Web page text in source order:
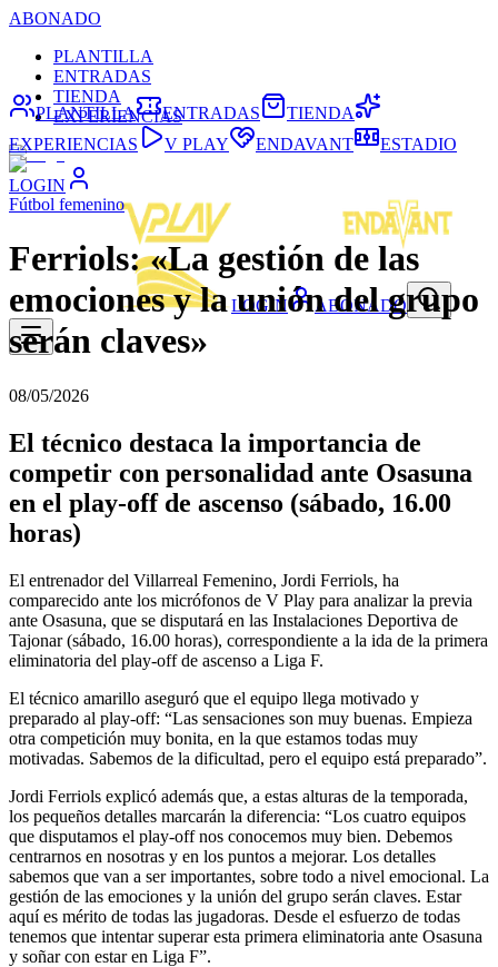
ABONADO
PLANTILLA
ENTRADAS
TIENDA
EXPERIENCIAS
LOGIN
LOGIN ABONADO
PLANTILLA ENTRADAS
TIENDA
EXPERIENCIAS
V PLAY ENDAVANT ESTADIO
Fútbol femenino
Ferriols: «La gestión de las
emociones y la unión del grupo
serán claves»
08/05/2026
El técnico destaca la importancia de
competir con personalidad ante Osasuna
en el play-off de ascenso (sábado, 16.00
horas)
El entrenador del Villarreal Femenino, Jordi Ferriols, ha
comparecido ante los micrófonos de V Play para analizar la previa
ante Osasuna, que se disputará en las Instalaciones Deportiva de
Tajonar (sábado, 16.00 horas), correspondiente a la ida de la primera
eliminatoria del play-off de ascenso a Liga F.
El técnico amarillo aseguró que el equipo llega motivado y
preparado al play-off: “Las sensaciones son muy buenas. Empieza
otra competición muy bonita, en la que estamos todas muy
motivadas. Sabemos de la dificultad, pero el equipo está preparado”.
Jordi Ferriols explicó además que, a estas alturas de la temporada,
los pequeños detalles marcarán la diferencia: “Los cuatro equipos
que disputamos el play-off nos conocemos muy bien. Debemos
centrarnos en nosotras y en los puntos a mejorar. Los detalles
sabemos que van a ser importantes, sobre todo a nivel emocional. La
gestión de las emociones y la unión del grupo serán claves. Estar
aquí es mérito de todas las jugadoras. Desde el esfuerzo de todas
tenemos que intentar superar esta primera eliminatoria ante Osasuna
y soñar con estar en Liga F”.